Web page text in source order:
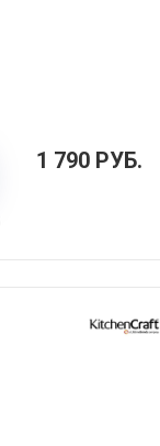
цвет
1 790 РУБ.